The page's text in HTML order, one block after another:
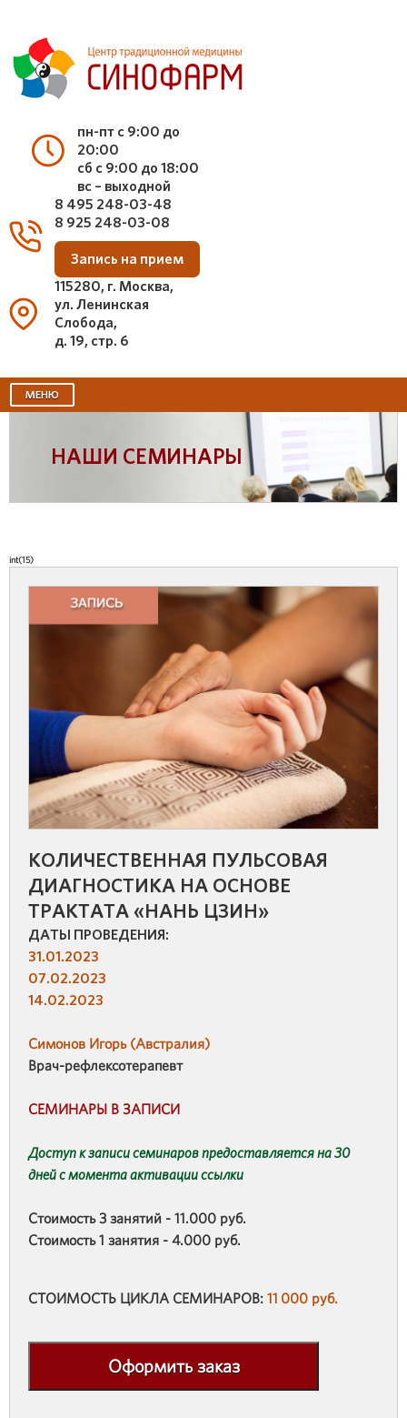
пн-пт с 9:00 до
20:00
сб с 9:00 до 18:00
вс – выходной
8 495 248-03-48
8 925 248-03-08
Запись на прием
115280, г. Москва,
ул. Ленинская
Слобода,
д. 19, стр. 6
МЕНЮ
НАШИ СЕМИНАРЫ
int(15)
КОЛИЧЕСТВЕННАЯ ПУЛЬСОВАЯ
ДИАГНОСТИКА НА ОСНОВЕ
ТРАКТАТА «НАНЬ ЦЗИН»
ДАТЫ ПРОВЕДЕНИЯ:
31.01.2023
07.02.2023
14.02.2023
Симонов Игорь (Австралия)
Врач-рефлексотерапевт
СЕМИНАРЫ В ЗАПИСИ
Доступ к записи семинаров предоставляется на 30
дней с момента активации ссылки
Стоимость 3 занятий - 11.000 руб.
Стоимость 1 занятия - 4.000 руб.
СТОИМОСТЬ ЦИКЛА СЕМИНАРОВ: 11 000 руб.
Оформить заказ